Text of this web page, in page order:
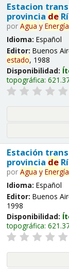
Estacion
provincia de
por Agua y Energía
Idioma: Español
Editor: Buenos
estado, 1988
Disponibilidad:
topográfica:
Estación
provincia de
por Agua y Energía
Idioma: Español
Editor: Buenos
1998
Disponibilidad:
topográfica: